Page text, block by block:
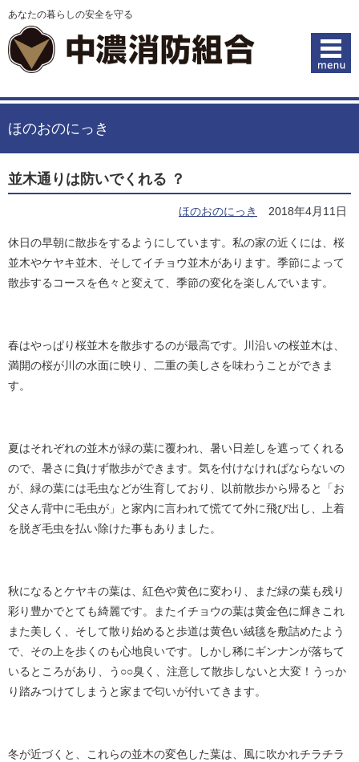
あなたの暮らしの安全を守る
ほのおのにっき
並木通りは防いでくれる ？
ほのおのにっき 2018年4月11日
休日の早朝に散歩をするようにしています。私の家の近くには、桜
並木やケヤキ並木、そしてイチョウ並木があります。季節によって
散歩するコースを色々と変えて、季節の変化を楽しんでいます。
春はやっぱり桜並木を散歩するのが最高です。川沿いの桜並木は、
満開の桜が川の水面に映り、二重の美しさを味わうことができま
す。
夏はそれぞれの並木が緑の葉に覆われ、暑い日差しを遮ってくれる
ので、暑さに負けず散歩ができます。気を付けなければならないの
が、緑の葉には毛虫などが生育しており、以前散歩から帰ると「お
父さん背中に毛虫が」と家内に言われて慌てて外に飛び出し、上着
を脱ぎ毛虫を払い除けた事もありました。
秋になるとケヤキの葉は、紅色や黄色に変わり、まだ緑の葉も残り
彩り豊かでとても綺麗です。またイチョウの葉は黄金色に輝きこれ
また美しく、そして散り始めると歩道は黄色い絨毯を敷詰めたよう
で、その上を歩くのも心地良いです。しかし稀にギンナンが落ちて
いるところがあり、う○○臭く、注意して散歩しないと大変！うっか
り踏みつけてしまうと家まで匂いが付いてきます。
冬が近づくと、これらの並木の変色した葉は、風に吹かれチラチラ